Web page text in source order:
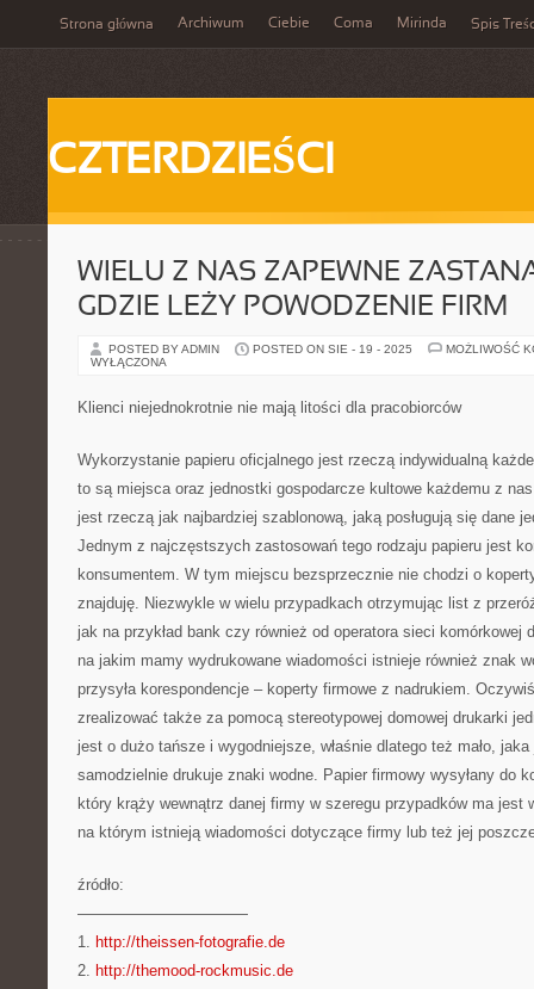
Strona główna Archiwum Ciebie Coma Mirinda Spis
CZTERDZIEŚCI
WIELU Z NAS ZAPEWNE
GDZIE LEŻY POWODZENIE FIRM
POSTED BY ADMIN POSTED ON SIE - 19 - 2025
MOŻLIWOŚĆ
WYŁĄCZONA
Klienci niejednokrotnie nie mają litości dla pracobiorców
Wykorzystanie papieru oficjalnego jest rzeczą indywidualną
to są miejsca oraz jednostki gospodarcze kultowe każdemu z
jest rzeczą jak najbardziej szablonową, jaką posługują się dane
Jednym z najczęstszych zastosowań tego rodzaju papieru jest
konsumentem. W tym miejscu bezsprzecznie nie chodzi o
znajduję. Niezwykle w wielu przypadkach otrzymując list z
jak na przykład bank czy również od operatora sieci komórkowej
na jakim mamy wydrukowane wiadomości istnieje również znak
przysyła korespondencje – koperty firmowe z nadrukiem.
zrealizować także za pomocą stereotypowej domowej drukarki
jest o dużo tańsze i wygodniejsze, właśnie dlatego też mało,
samodzielnie drukuje znaki wodne. Papier firmowy wysyłany do
który krąży wewnątrz danej firmy w szeregu przypadków ma jest
na którym istnieją wiadomości dotyczące firmy lub też jej
źródło:
———————————
1. http://theissen-fotografie.de
2. http://themood-rockmusic.de